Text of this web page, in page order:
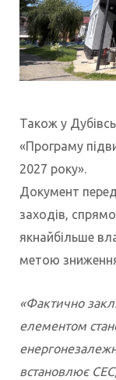
Також у
«Програму
2027 року».
Документ
заходів,
якнайбільше
метою
«Фактично
елементом
встановлює